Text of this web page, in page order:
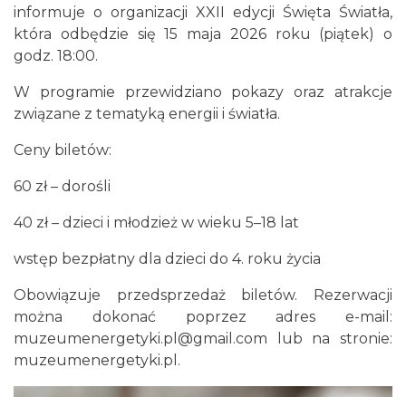
Muzyka zespołu Metallica symfonicznie
2026
Katowice
16.82 km
Pszczyna
2026-08-15
16.89 km
informuje o organizacji XXII edycji Święta Światła,
która odbędzie się 15 maja 2026 roku (piątek) o
godz. 18:00.
W programie przewidziano pokazy oraz atrakcje
związane z tematyką energii i światła.
Ceny biletów:
60 zł – dorośli
40 zł – dzieci i młodzież w wieku 5–18 lat
wstęp bezpłatny dla dzieci do 4. roku życia
Obowiązuje przedsprzedaż biletów. Rezerwacji
można dokonać poprzez adres e-mail:
muzeumenergetyki.pl@gmail.com lub na stronie:
muzeumenergetyki.pl.